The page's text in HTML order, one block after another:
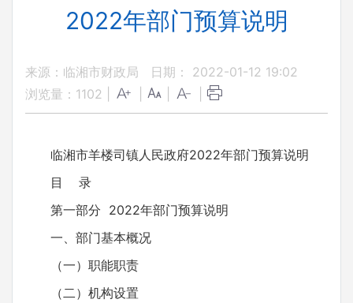
2022年部门预算说明
来源：临湘市财政局
日期： 2022-01-12 19:02
浏览量： 1102
临湘市羊楼司镇人民政府2022年部门预算说明
目 录
第一部分 2022年部门预算说明
一、部门基本概况
（一）职能职责
（二）机构设置